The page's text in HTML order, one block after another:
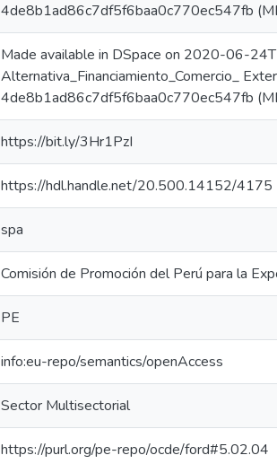
4de8b1ad86c7df5f6baa0c770ec547fb
Made available in DSpace on 2020-06-
Alternativa_Financiamiento_Comercio_
4de8b1ad86c7df5f6baa0c770ec547fb
https://bit.ly/3Hr1PzI
https://hdl.handle.net/20.500.14152/4175
spa
Comisión de Promoción del Perú para la
PE
info:eu-repo/semantics/openAccess
Sector Multisectorial
https://purl.org/pe-repo/ocde/ford#5.02.04